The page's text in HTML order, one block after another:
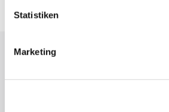
Statistiken
Marketing
Lassen Sie sich
Mit unserem Newsletter
Highlights und aktuellen